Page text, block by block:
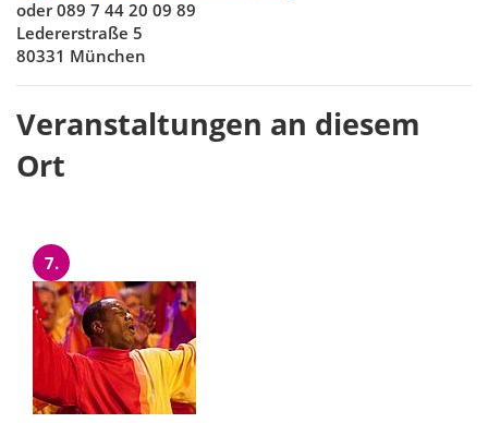
oder 089 7 44 20 09 89
Ledererstraße 5
80331 München
Veranstaltungen an diesem
Ort
7.